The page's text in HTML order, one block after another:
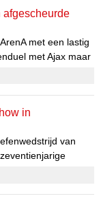
met een lastig
met Ajax maar
leverde op het
in
van
in de Johan
werd een